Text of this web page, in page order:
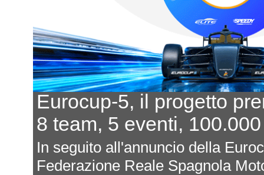
prende forma
100.000 euro al primo
della Eurocup-5 da parte della
Motorsport (RFEDA), il
In